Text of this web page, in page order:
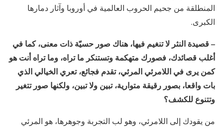
المنطلقة من جحيم الحروب العالمية في أوروبا وآثار دمارها
الكبرى.
– قصيدة النثر لا تنغيم فيها، هناك صور حسيّة ذات معنى، كما في
أغلب قصائدك، فصورك متهكمة وتستنكر ما تراه، وما تراه أنت هو
كمن يرى في اللامرئي المرئي،تقدم فجائع، تعري الخيالي الذي
بات واقعا، بصور رقيقة متوارية، تبين ولا تبين، ولكنها صور تتغير
وتتنوع للكشف؟
من يقودك إلى اللامرئي، وهو لب التجربة وجوهرها، هو المرئي